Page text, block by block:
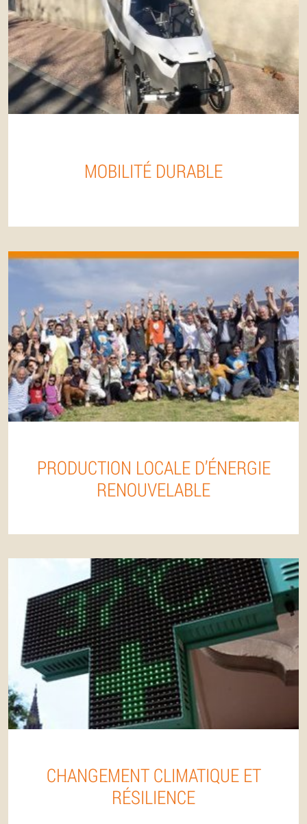
MOBILITÉ DURABLE
PRODUCTION LOCALE D’ÉNERGIE
RENOUVELABLE
CHANGEMENT CLIMATIQUE ET
RÉSILIENCE